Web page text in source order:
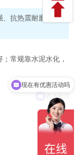
、抗热震耐磨好；
常规靠水泥水化，
咨询电话